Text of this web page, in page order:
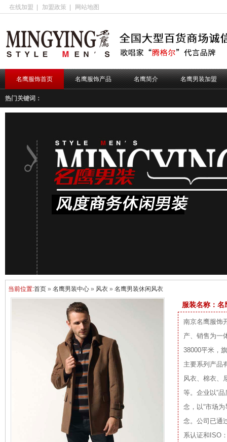
在线加盟 加盟政策 网站地图
名鹰服饰首页 名鹰服饰产品 名鹰简介 名鹰男装加盟
热门关键词：
当前位置:首页 » 名鹰男装中心 » 风衣 » 名鹰男装休闲风衣
服装名称：名
南京名鹰服饰
产、销售为一
38000平米，
主要系列产品
风衣、棉衣、
等。企业以“
念，以“市场
念。公司已通
系认证和ISO